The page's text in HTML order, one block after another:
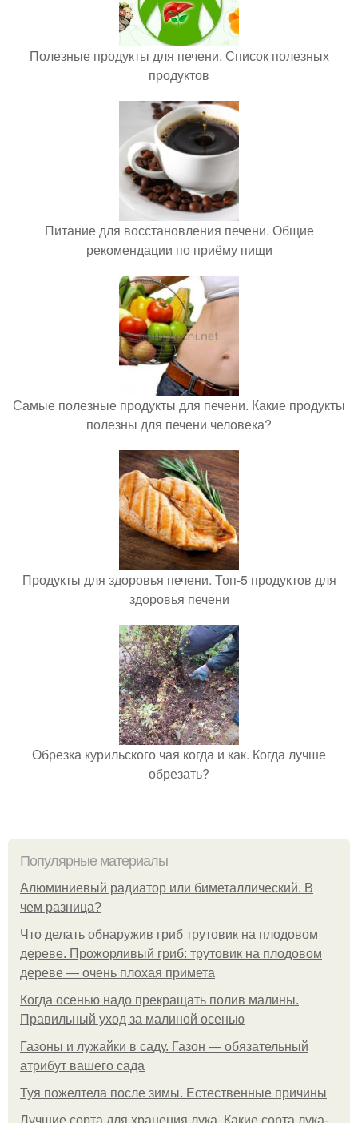
Полезные продукты для печени. Список полезных
продуктов
Питание для восстановления печени. Общие
рекомендации по приёму пищи
Самые полезные продукты для печени. Какие продукты
полезны для печени человека?
Продукты для здоровья печени. Топ-5 продуктов для
здоровья печени
Обрезка курильского чая когда и как. Когда лучше
обрезать?
Популярные материалы
Алюминиевый радиатор или биметаллический. В
чем разница?
Что делать обнаружив гриб трутовик на плодовом
дереве. Прожорливый гриб: трутовик на плодовом
дереве — очень плохая примета
Когда осенью надо прекращать полив малины.
Правильный уход за малиной осенью
Газоны и лужайки в саду. Газон — обязательный
атрибут вашего сада
Туя пожелтела после зимы. Естественные причины
Лучшие сорта для хранения лука. Какие сорта лука-